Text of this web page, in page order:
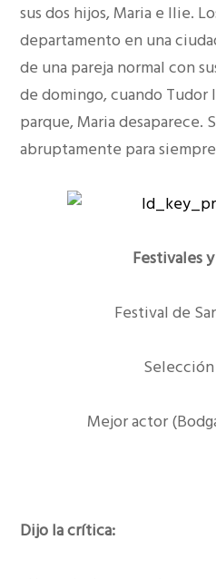
sus dos hijos, Maria e Ilie.
departamento en una
de una pareja normal con
de domingo, cuando Tudor
parque, Maria desaparece.
abruptamente para
Festivales
Festival de
Mejor actor
Dijo la crítica: